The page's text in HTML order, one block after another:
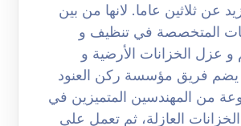
عن ثلاثين عاما. لانها من بين
المتخصصة في تنظيف و
و عزل الخزانات الأرضية و
يضم فريق مؤسسة ركن العنود
من المهندسين المتميزين في
العازلة، ثم تعمل على